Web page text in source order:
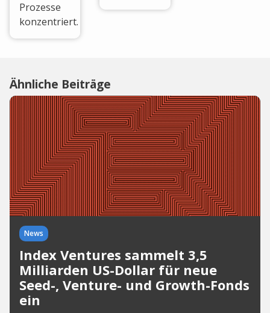
Prozesse
konzentriert.
Ähnliche Beiträge
News
Index Ventures sammelt 3,5
Milliarden US-Dollar für neue
Seed-, Venture- und Growth-Fonds
ein